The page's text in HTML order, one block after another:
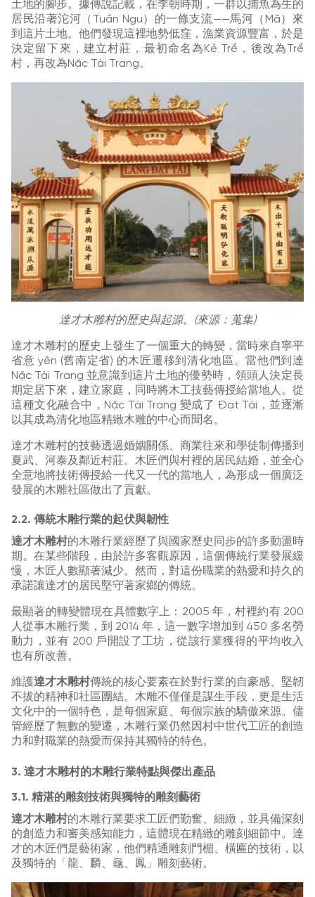
土地的腳步。據傳說記載，在李朝時期，一群以捕魚為生的
居民沿著沱河（Tuần Ngu）的一條支流——馬河（Mã）來
到這片土地。他們發現這裡地勢低窪，漁業資源豐富，於是
決定留下來，建立村莊，最初命名為Kẻ Trể，後改為Trể
村，再改為Nặc Tài Trang。
達才木雕村的歷史與起源。(來源：蒐集)
達才木雕村的歷史上發生了一個重大的轉變，當時來自寧平
省意 yên (舊南定省) 的木匠遷移到清化地區。當他們到達
Nặc Tài Trang 並意識到這片土地的優勢時，領頭人決定長
期定居下來，建立家庭，同時將木工技藝傳授給當地人。從
這種文化融合中，Nặc Tài Trang 變成了 Đạt Tài，並逐漸
以其成為清化地區精緻木雕的中心而聞名。
達才木雕村的技藝透過婚姻關係、商業往來和學徒制傳播到
夏武、河泰及鄰近村莊。木匠們與村裡的居民結婚，並全心
全意地將技術傳授給一代又一代的當地人，為形成一個廣泛
發展的木雕社區做出了貢獻。
2.2. 傳統木雕行業的起伏與韌性
達才木雕村的木雕行業經歷了與國家歷史同步的許多動盪時
期。在某些階段，由於許多客觀原因，這個傳統行業發展緩
慢，木匠人數顯著減少。然而，對這份職業的熱愛和持久的
承諾讓達才的居民堅守著家鄉的傳統。
最顯著的轉變體現在具體數字上：2005 年，村裡約有 200
人從事木雕行業，到 2014 年，這一數字增加到 450 多名勞
動力，並有 200 戶開設了工坊，從該行業獲得的平均收入
也有所改善。
維護達才木雕村傳統的核心要素在於對行業的自豪感、堅韌
不拔的精神和社區團結。木雕不僅僅是謀生手段，更是生活
文化中的一個特色，是每個家庭、每個宗族的驕傲來源。儘
管經歷了無數的變遷，木雕行業仍然因村中世代工匠的創造
力和對職業的熱愛而保持其獨特的特色。
3. 達才木雕村的木雕行業特點與傑出產品
3.1. 精湛的雕刻技術與獨特的雕刻藝術
達才木雕村的木雕行業要求工匠們勤奮、細緻，並具備深刻
的創造力和審美感知能力，這體現在精緻的雕刻細節中。達
才的木匠們是藝術家，他們精通雕刻門楣、橫匾的技術，以
及獨特的「龍、麟、龜、鳳」雕刻藝術。